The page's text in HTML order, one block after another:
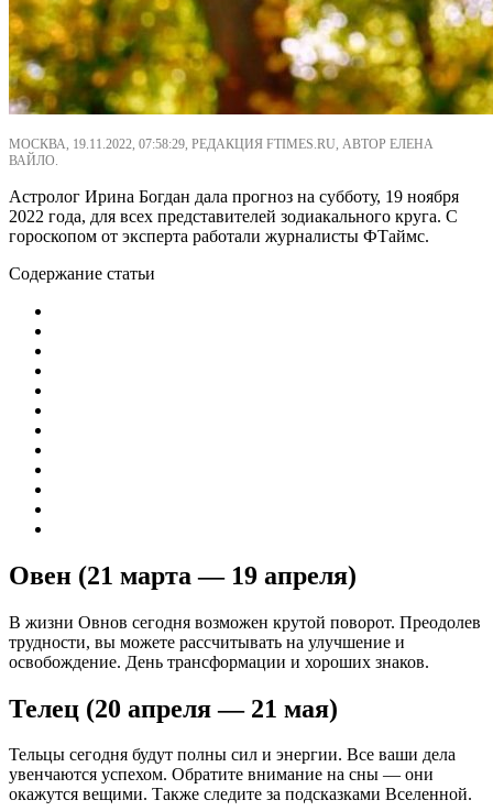
МОСКВА, 19.11.2022, 07:58:29, РЕДАКЦИЯ FTIMES.RU, АВТОР ЕЛЕНА
ВАЙЛО.
Астролог Ирина Богдан дала прогноз на субботу, 19 ноября
2022 года, для всех представителей зодиакального круга. С
гороскопом от эксперта работали журналисты ФТаймс.
Содержание статьи
Овен (21 марта — 19 апреля)
В жизни Овнов сегодня возможен крутой поворот. Преодолев
трудности, вы можете рассчитывать на улучшение и
освобождение. День трансформации и хороших знаков.
Телец (20 апреля — 21 мая)
Тельцы сегодня будут полны сил и энергии. Все ваши дела
увенчаются успехом. Обратите внимание на сны — они
окажутся вещими. Также следите за подсказками Вселенной.